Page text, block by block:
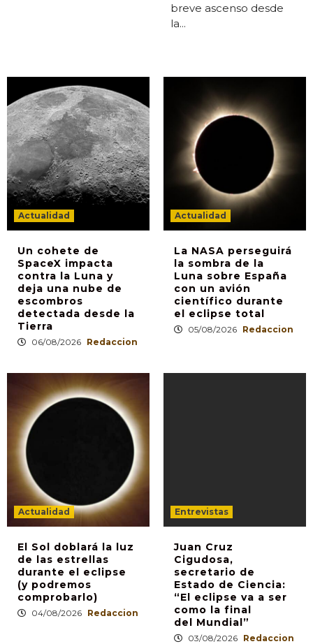
breve ascenso desde
la...
Actualidad
Un cohete de
SpaceX impacta
contra la Luna y
deja una nube de
escombros
detectada desde la
Tierra
06/08/2026 Redaccion
Actualidad
La NASA perseguirá
la sombra de la
Luna sobre España
con un avión
científico durante
el eclipse total
05/08/2026 Redaccion
Actualidad
El Sol doblará la luz
de las estrellas
durante el eclipse
(y podremos
comprobarlo)
04/08/2026 Redaccion
Entrevistas
Juan Cruz
Cigudosa,
secretario de
Estado de Ciencia:
“El eclipse va a ser
como la final
del Mundial”
03/08/2026 Redaccion